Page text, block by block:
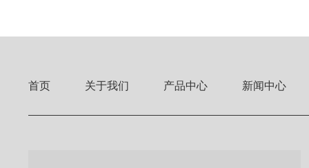
首页 关于我们 产品中心 新闻中心